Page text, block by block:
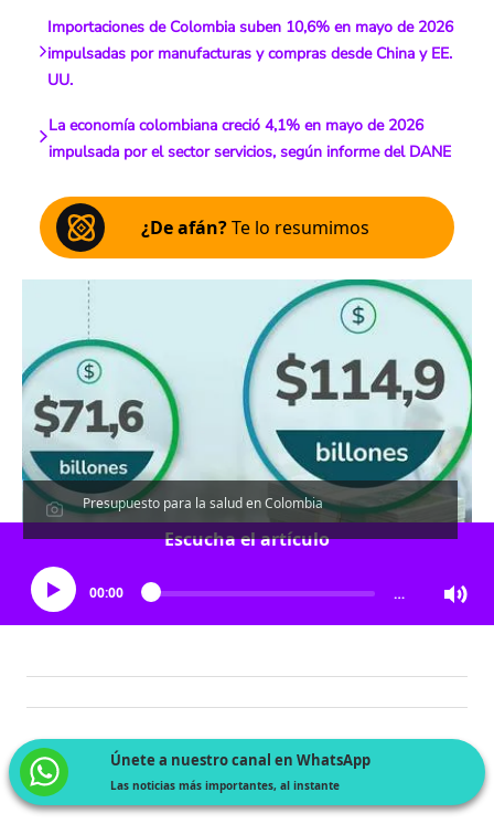
Importaciones de Colombia suben 10,6% en mayo de 2026
impulsadas por manufacturas y compras desde China y EE.
UU.
La economía colombiana creció 4,1% en mayo de 2026
impulsada por el sector servicios, según informe del DANE
¿De afán?Te lo resumimos
Presupuesto para la salud en Colombia
Escucha el artículo
00:00 …
Únete a nuestro canal en WhatsApp
Las noticias más importantes, al instante